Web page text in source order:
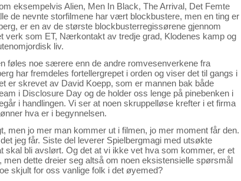
eksempelvis Alien, Men In Black, The Arrival, Det Femte
de nevnte storfilmene har vært blockbustere, men en ting er
er en av de største blockbusterregissørene gjennom
verk som ET, Nærkontakt av tredje grad, Klodenes kamp og
liv.
føles noe særere enn de andre romvesenverkene fra
har fremdeles fortellergrepet i orden og viser det til gangs i
er skrevet av David Koepp, som er mannen bak både
i Disclosure Day og de holder oss lenge på pinebenken i
i handlingen. Vi ser at noen skruppelløse krefter i et firma
hva er i begynnelsen.
men jo mer man kommer ut i filmen, jo mer moment får den.
jeg får. Siste del leverer Spielbergmagi med utsøkte
skal bli avslørt. Og det at vi ikke vet hva som kommer, er et
dette dreier seg altså om noen eksistensielle spørsmål
skjult for oss vanlige folk i det øyemed?